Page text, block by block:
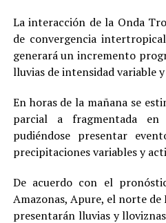
La interacción de la Onda
de convergencia
generará un incremento
lluvias de intensidad variable
En horas de la mañana se
parcial a fragmentada
pudiéndose presentar
precipitaciones variables y
De acuerdo con el
Amazonas, Apure, el norte de
presentarán lluvias y